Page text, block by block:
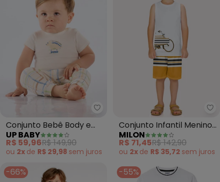
Up Baby - Conjunto Bebê
Conjunto Bebê Body e
Calça Xadrez (Branco)
UP BABY
R$ 59,96R$ 149,90
ou 2x de R$ 29,98 sem juros
Conjunto Infantil Menino
Estampa (Branco)
MILON
R$ 71,45R$ 142,90
ou 2x de R$ 35,72 sem juros
-66% -55%